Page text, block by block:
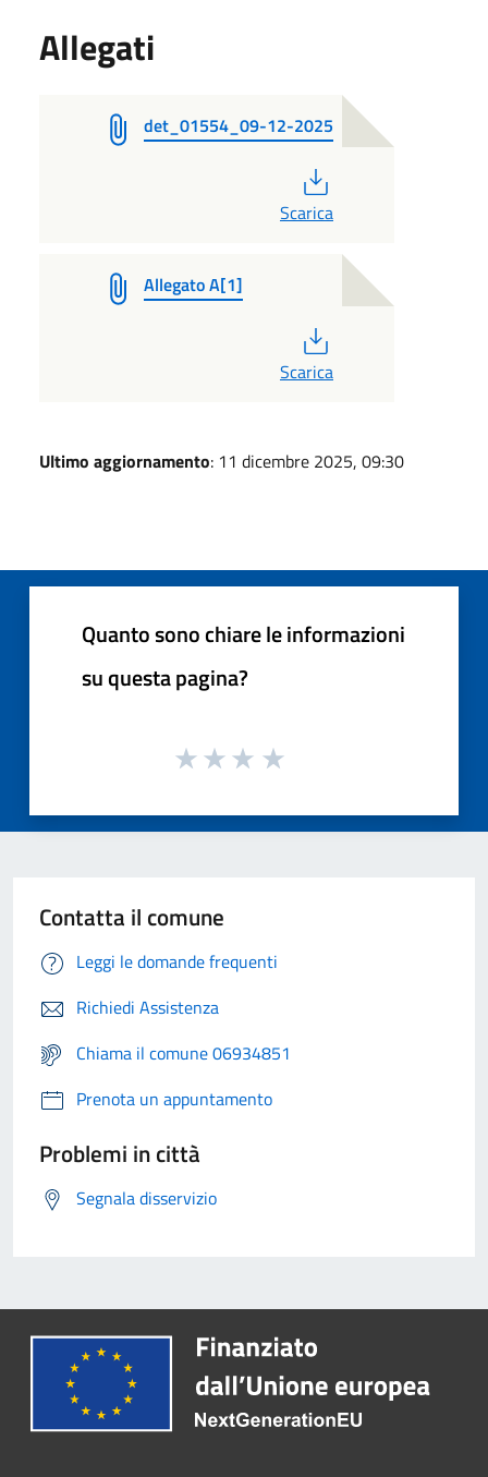
Allegati
det_01554_09-12-2025
Scarica
Allegato A[1]
Scarica
Ultimo aggiornamento: 11 dicembre 2025, 09:30
Quanto sono chiare le informazioni
su questa pagina?
Contatta il comune
Leggi le domande frequenti
Richiedi Assistenza
Chiama il comune 06934851
Prenota un appuntamento
Problemi in città
Segnala disservizio